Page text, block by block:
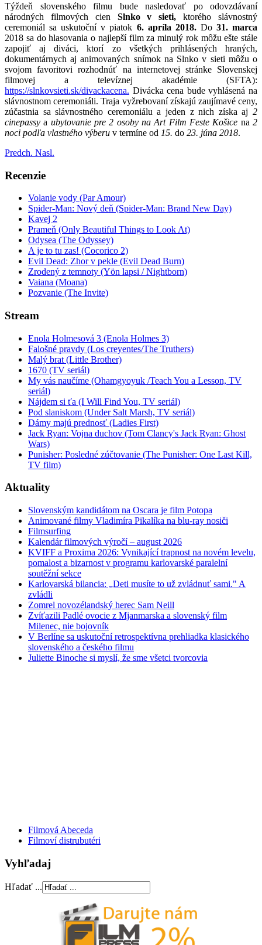
Týždeň slovenského filmu bude nasledovať po odovzdávaní
národných filmových cien Slnko v sieti, ktorého slávnostný
ceremoniál sa uskutoční v piatok 6. apríla 2018.Do 31. marca
2018 sa do hlasovania o najlepší film za minulý rok môžu ešte stále
zapojiť aj diváci, ktorí zo všetkých prihlásených hraných,
dokumentárnych aj animovaných snímok na Slnko v sieti môžu o
svojom favoritovi rozhodnúť na internetovej stránke Slovenskej
filmovej a televíznej akadémie (SFTA):
https://slnkovsieti.sk/divackacena. Divácka cena bude vyhlásená na
slávnostnom ceremoniáli. Traja vyžrebovaní získajú zaujímavé ceny,
zúčastnia sa slávnostného ceremoniálu a jeden z nich získa aj 2
cinepassy a ubytovanie pre 2 osoby na Art Film Feste Košice na2
noci podľa vlastného výberu v termíne od 15. do 23. júna 2018.
Predch. Nasl.
Recenzie
Volanie vody (Par Amour)
Spider-Man: Nový deň (Spider-Man: Brand New Day)
Kavej 2
Prameň (Only Beautiful Things to Look At)
Odysea (The Odyssey)
A je to tu zas! (Cocorico 2)
Evil Dead: Zhor v pekle (Evil Dead Burn)
Zrodený z temnoty (Yön lapsi / Nightborn)
Vaiana (Moana)
Pozvanie (The Invite)
Stream
Enola Holmesová 3 (Enola Holmes 3)
Falošné pravdy (Los creyentes/The Truthers)
Malý brat (Little Brother)
1670 (TV seriál)
My vás naučíme (Ohamgyoyuk /Teach You a Lesson, TV
seriál)
Nájdem si ťa (I Will Find You, TV seriál)
Pod slaniskom (Under Salt Marsh, TV seriál)
Dámy majú prednosť (Ladies First)
Jack Ryan: Vojna duchov (Tom Clancy's Jack Ryan: Ghost
Wars)
Punisher: Posledné zúčtovanie (The Punisher: One Last Kill,
TV film)
Aktuality
Slovenským kandidátom na Oscara je film Potopa
Animované filmy Vladimíra Pikalíka na blu-ray nosiči
Filmsurfing
Kalendár filmových výročí – august 2026
KVIFF a Proxima 2026: Vynikající trapnost na novém levelu,
pomalost a bizarnost v programu karlovarské paralelní
soutěžní sekce
Karlovarská bilancia: „Deti musíte to už zvládnuť sami." A
zvládli
Zomrel novozélandský herec Sam Neill
Zvíťazili Padlé ovocie z Mjanmarska a slovenský film
Milenec, nie bojovník
V Berlíne sa uskutoční retrospektívna prehliadka klasického
slovenského a českého filmu
Juliette Binoche si myslí, že sme všetci tvorcovia
Filmová Abeceda
Filmoví distrubutéri
Vyhľadaj
Hľadať ...